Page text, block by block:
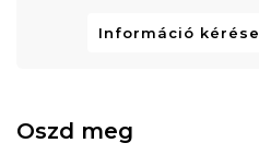
Információ kérése
Oszd meg